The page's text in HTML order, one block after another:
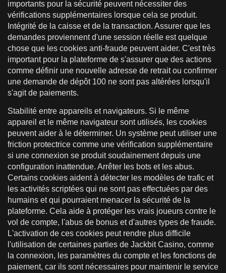
importants pour la sécurité peuvent nécessiter des
vérifications supplémentaires lorsque cela se produit.
Intégrité de la caisse et de la transaction. Assurer que les
demandes proviennent d'une session réelle est quelque
chose que les cookies anti-fraude peuvent aider. C'est très
important pour la plateforme de s'assurer que des actions
comme définir une nouvelle adresse de retrait ou confirmer
une demande de dépôt 100 ne sont pas altérées lorsqu'il
s'agit de paiements.
Stabilité entre appareils et navigateurs. Si le même
appareil et le même navigateur sont utilisés, les cookies
peuvent aider à le déterminer. Un système peut utiliser une
friction protectrice comme une vérification supplémentaire
si une connexion se produit soudainement depuis une
configuration inattendue. Arrêter les bots et les abus.
Certains cookies aident à détecter les modèles de trafic et
les activités scriptées qui ne sont pas effectuées par des
humains et qui pourraient menacer la sécurité de la
plateforme. Cela aide à protéger les vrais joueurs contre le
vol de compte, l'abus de bonus et d'autres types de fraude.
L'activation de ces cookies peut rendre plus difficile
l'utilisation de certaines parties de Jackbit Casino, comme
la connexion, les paramètres du compte et les fonctions de
paiement, car ils sont nécessaires pour maintenir le service